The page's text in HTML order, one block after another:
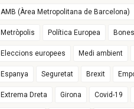
AMB (Àrea Metropolitana de Barcelona)
Metròpolis Política Europea
Eleccions europees Medi ambient
Espanya Seguretat Brexit
Extrema Dreta Girona Covid-19